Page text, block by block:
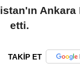
etti.
TAKİP ET